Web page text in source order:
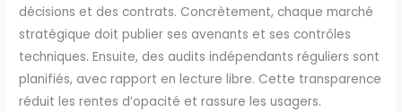
décisions et des contrats. Concrètement, chaque marché
stratégique doit publier ses avenants et ses contrôles
techniques. Ensuite, des audits indépendants réguliers sont
planifiés, avec rapport en lecture libre. Cette transparence
réduit les rentes d’opacité et rassure les usagers.